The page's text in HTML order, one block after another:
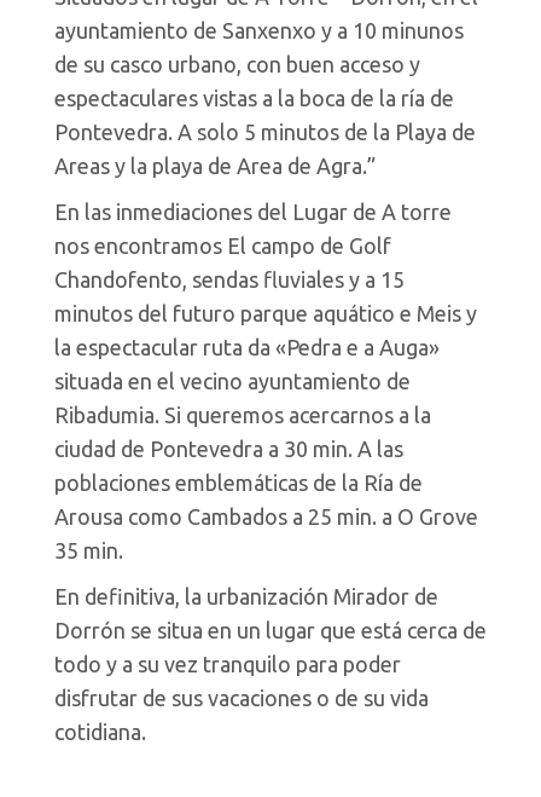
ayuntamiento de Sanxenxo y a 10 minunos
de su casco urbano, con buen acceso y
espectaculares vistas a la boca de la ría de
Pontevedra. A solo 5 minutos de la Playa de
Areas y la playa de Area de Agra.”
En las inmediaciones del Lugar de A torre
nos encontramos El campo de Golf
Chandofento, sendas fluviales y a 15
minutos del futuro parque aquático e Meis y
la espectacular ruta da «Pedra e a Auga»
situada en el vecino ayuntamiento de
Ribadumia. Si queremos acercarnos a la
ciudad de Pontevedra a 30 min. A las
poblaciones emblemáticas de la Ría de
Arousa como Cambados a 25 min. a O Grove
35 min.
En definitiva, la urbanización Mirador de
Dorrón se situa en un lugar que está cerca de
todo y a su vez tranquilo para poder
disfrutar de sus vacaciones o de su vida
cotidiana.